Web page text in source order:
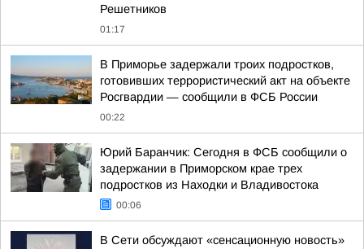
Решетников
01:17
В Приморье задержали троих подростков,
готовивших террористический акт на объекте
Росгвардии — сообщили в ФСБ России
00:22
Юрий Баранчик: Сегодня в ФСБ сообщили о
задержании в Приморском крае трех
подростков из Находки и Владивостока
00:06
В Сети обсуждают «сенсационную новость»